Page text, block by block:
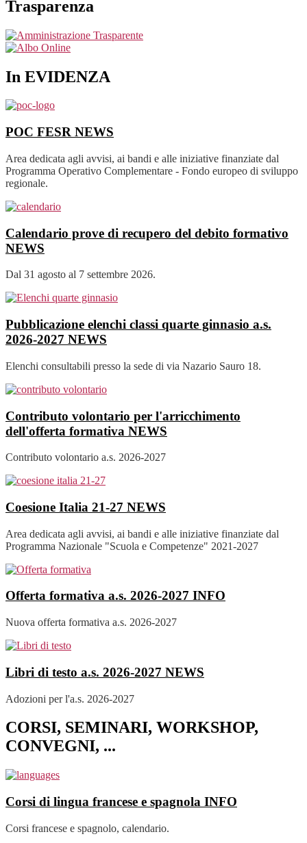
Trasparenza
In EVIDENZA
POC FESR NEWS
Area dedicata agli avvisi, ai bandi e alle iniziative finanziate dal
Programma Operativo Complementare - Fondo europeo di sviluppo
regionale.
Calendario prove di recupero del debito formativo
NEWS
Dal 31 agosto al 7 settembre 2026.
Pubblicazione elenchi classi quarte ginnasio a.s.
2026-2027 NEWS
Elenchi consultabili presso la sede di via Nazario Sauro 18.
Contributo volontario per l'arricchimento
dell'offerta formativa NEWS
Contributo volontario a.s. 2026-2027
Coesione Italia 21-27 NEWS
Area dedicata agli avvisi, ai bandi e alle iniziative finanziate dal
Programma Nazionale "Scuola e Competenze" 2021-2027
Offerta formativa a.s. 2026-2027 INFO
Nuova offerta formativa a.s. 2026-2027
Libri di testo a.s. 2026-2027 NEWS
Adozioni per l'a.s. 2026-2027
CORSI, SEMINARI, WORKSHOP,
CONVEGNI, ...
Corsi di lingua francese e spagnola INFO
Corsi francese e spagnolo, calendario.